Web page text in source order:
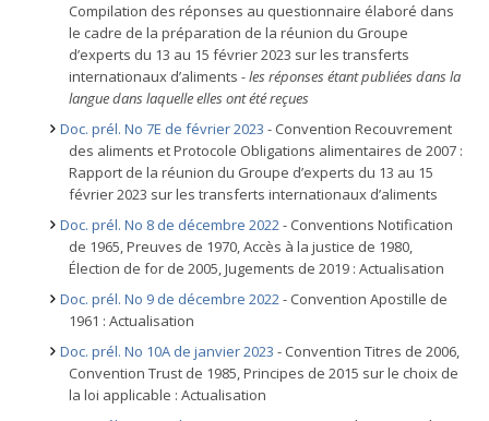
Compilation des réponses au questionnaire élaboré dans
le cadre de la préparation de la réunion du Groupe
d’experts du 13 au 15 février 2023 sur les transferts
internationaux d’aliments - les réponses étant publiées dans la
langue dans laquelle elles ont été reçues
Doc. prél. No 7E de février 2023 - Convention Recouvrement
des aliments et Protocole Obligations alimentaires de 2007 :
Rapport de la réunion du Groupe d’experts du 13 au 15
février 2023 sur les transferts internationaux d’aliments
Doc. prél. No 8 de décembre 2022- Conventions Notification
de 1965, Preuves de 1970, Accès à la justice de 1980,
Élection de for de 2005, Jugements de 2019 : Actualisation
Doc. prél. No 9 de décembre 2022- Convention Apostille de
1961 : Actualisation
Doc. prél. No 10A de janvier 2023 - Convention Titres de 2006,
Convention Trust de 1985, Principes de 2015 sur le choix de
la loi applicable : Actualisation